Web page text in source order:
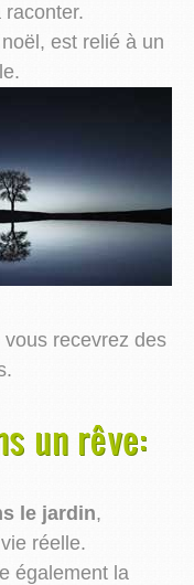
est relié à un
recevrez des
un rêve:
le jardin,
réelle.
également la